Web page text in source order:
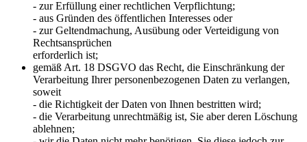
- zur Erfüllung einer rechtlichen Verpflichtung;
- aus Gründen des öffentlichen Interesses oder
- zur Geltendmachung, Ausübung oder Verteidigung von
Rechtsansprüchen
erforderlich ist;
gemäß Art. 18 DSGVO das Recht, die Einschränkung der
Verarbeitung Ihrer personenbezogenen Daten zu verlangen,
soweit
- die Richtigkeit der Daten von Ihnen bestritten wird;
- die Verarbeitung unrechtmäßig ist, Sie aber deren Löschung
ablehnen;